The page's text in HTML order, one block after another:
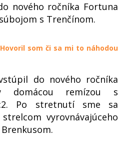
nového ročníka Fortuna
s Trenčínom.
som či sa mi to náhodou
do nového ročníka
domácou remízou s
Po stretnutí sme sa
vyrovnávajúceho